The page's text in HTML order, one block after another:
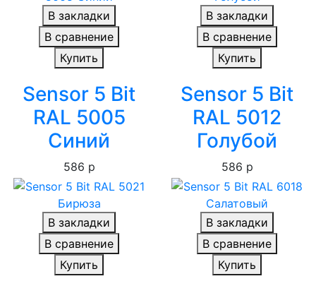
В закладки
В сравнение
Купить
Sensor 5 Bit
RAL 5005
Синий
586 р
В закладки
В сравнение
Купить
Sensor 5 Bit
RAL 5012
Голубой
586 р
В закладки
В сравнение
Купить
В закладки
В сравнение
Купить